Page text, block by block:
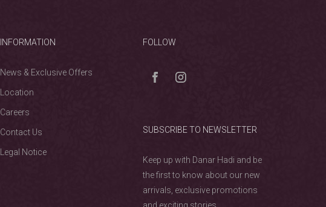
INFORMATION
News & Exclusive Offers
Location
Careers
Contact Us
Legal Notice
SUBSCRIBE TO NEWSLETTER
Keep up with Danar Hadi and be
the first to know about our new
arrivals, exclusive promotions
FOLLOW